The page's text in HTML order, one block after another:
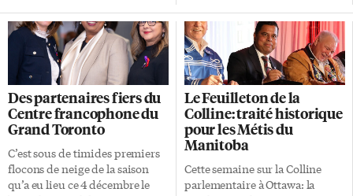
fréquentes des bandits qui
contrôlent une bonne partie de
la capitale d’Haïti, est
aujourd’hui devenu
dangereux. Plusieurs écoles de
la région en sont de grandes
victimes. «L’insécurité se
déplace de zones totalement
occupées par des bandits pour
se rendre dans d’autres espaces
auxquels ils n’imposent pas
faire une place à toute la
diversité de la nouvelle
génération. «Les organismes
communautaires nous veulent,
mais ils ne savent pas comment
favoriser notre implication,
comment nous attirer et nous
retenir», témoigne le
Fransaskois Louis-
Pascal Guérette DeVink,
scolarisé en 12e année à
Des partenaires fiers du
Centre francophone du
Grand Toronto
C’est sous de timides premiers
flocons de neige de la saison
qu’a eu lieu ce 4 décembre le
Le Feuilleton de la
Colline: traité historique
pour les Métis du
Manitoba
Cette semaine sur la Colline
parlementaire à Ottawa: la